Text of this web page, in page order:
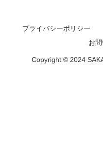
プライバシーポリシー
お
Copyright © 2024